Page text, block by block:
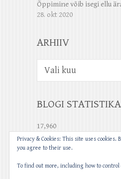
Õppimine võib isegi ellu
28. okt 2020
ARHIIV
BLOGI STATISTIKA
17,960
Privacy & Cookies: This site uses
you agree to their use.
To find out more, including how to control